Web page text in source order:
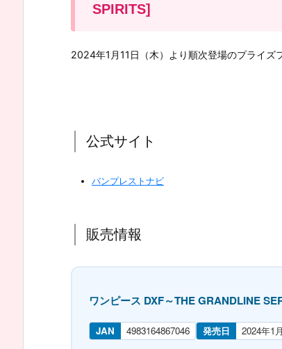
SPIRITS]
2024年1月11日（木）より順次登場のプライズ
公式サイト
バンプレストナビ
販売情報
ワンピース DXF～THE GRANDLINE
JAN 4983164867046 発売日 2024年1月